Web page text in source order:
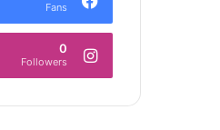
Fans
0
Followers